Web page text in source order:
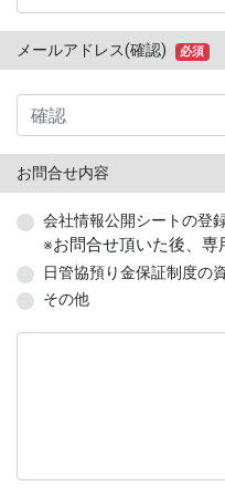
メールアドレス(確認) 必須
お問合せ内容
会社情報公開シートの登
※お問合せ頂いた後、専
日管協預り金保証制度の
その他